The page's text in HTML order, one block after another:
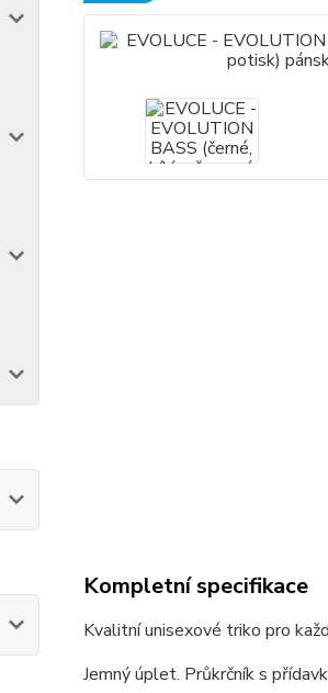
Kompletní specifikace
Kvalitní unisexové triko pro
Jemný úplet. Průkrčník s